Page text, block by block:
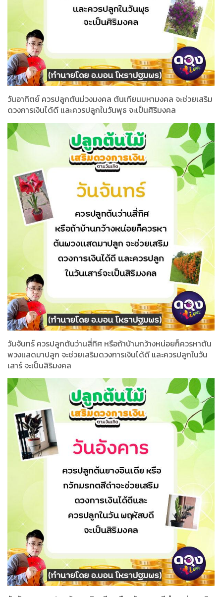
วันอาทิตย์ ควรปลูกต้นม่วงมงคล ต้นเทียนมหามงคล จะช่วยเสริม
ดวงการเงินได้ดี และควรปลูกในวันพุธ จะเป็นศิริมงคล
วันจันทร์ ควรปลูกต้นว่านสี่ทิศ หรือถ้าบ้านกว้างหน่อยก็ควรหาต้น
พวงแสดมาปลูก จะช่วยเสริมดวงการเงินได้ดี และควรปลูกในวัน
เสาร์ จะเป็นสิริมงคล